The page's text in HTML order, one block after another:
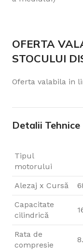
OFERTA
STOCULUI
Oferta valabila in
Detalii Tehnice
Tipul
motorului
Alezaj x Cursă
Capacitate
cilindrică
Rata de
compresie